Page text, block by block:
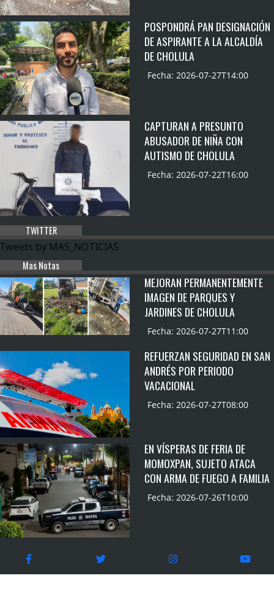
POSPONDRÁ PAN DESIGNACIÓN
DE ASPIRANTE A LA ALCALDÍA
DE CHOLULA
Fecha: 2026-07-27T14:00
CAPTURAN A PRESUNTO
ABUSADOR DE NIÑA CON
AUTISMO DE CHOLULA
Fecha: 2026-07-22T16:00
TWITTER
Tweets by MAS_NOTICIAS
Mas Notas
MEJORAN PERMANENTEMENTE
IMAGEN DE PARQUES Y
JARDINES DE CHOLULA
Fecha: 2026-07-27T11:00
REFUERZAN SEGURIDAD EN SAN
ANDRÉS POR PERIODO
VACACIONAL
Fecha: 2026-07-27T08:00
EN VÍSPERAS DE FERIA DE
MOMOXPAN, SUJETO ATACA
CON ARMA DE FUEGO A FAMILIA
Fecha: 2026-07-26T10:00